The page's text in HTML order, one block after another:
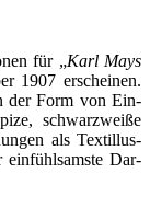
für „Karl Mays
1907 erschei­nen.
der Form von Ein­
schwarz­wei­ße
als Text­illus­
ein­fühl­sams­te Dar­